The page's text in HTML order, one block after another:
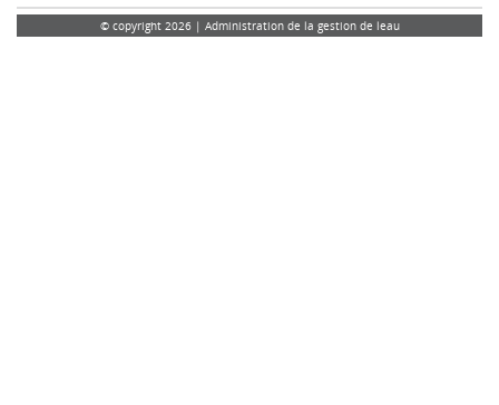
© copyright 2026 | Administration de la gestion de leau